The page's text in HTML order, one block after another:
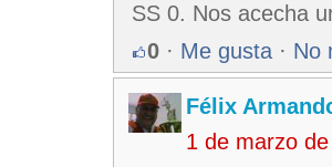
SS 0. Nos acecha
0 · Me gusta · No
Félix
1 de marzo